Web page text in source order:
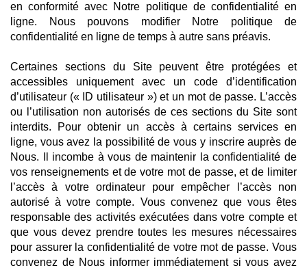
en conformité avec Notre politique de confidentialité en
ligne. Nous pouvons modifier Notre politique de
confidentialité en ligne de temps à autre sans préavis.
Certaines sections du Site peuvent être protégées et
accessibles uniquement avec un code d’identification
d’utilisateur (« ID utilisateur ») et un mot de passe. L’accès
ou l’utilisation non autorisés de ces sections du Site sont
interdits. Pour obtenir un accès à certains services en
ligne, vous avez la possibilité de vous y inscrire auprès de
Nous. Il incombe à vous de maintenir la confidentialité de
vos renseignements et de votre mot de passe, et de limiter
l’accès à votre ordinateur pour empêcher l’accès non
autorisé à votre compte. Vous convenez que vous êtes
responsable des activités exécutées dans votre compte et
que vous devez prendre toutes les mesures nécessaires
pour assurer la confidentialité de votre mot de passe. Vous
convenez de Nous informer immédiatement si vous avez